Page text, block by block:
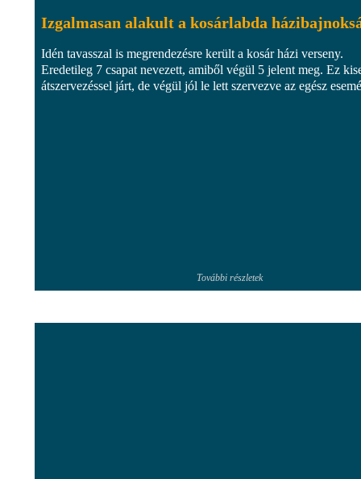
Izgalmasan alakult a kosárlabda
Idén tavasszal is megrendezésre került a kosár házi verseny.
Eredetileg 7 csapat nevezett, amiből végül 5 jelent meg. Ez
átszervezéssel járt, de végül jól le lett szervezve az egész
További részletek